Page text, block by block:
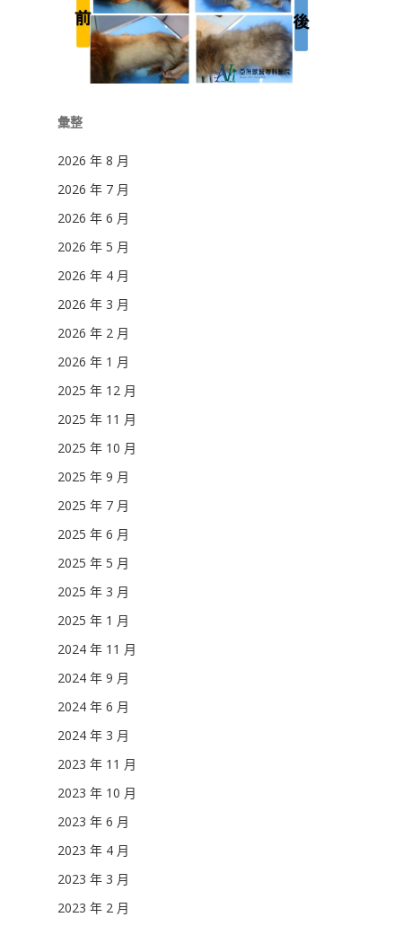
彙整
2026 年 8 月
2026 年 7 月
2026 年 6 月
2026 年 5 月
2026 年 4 月
2026 年 3 月
2026 年 2 月
2026 年 1 月
2025 年 12 月
2025 年 11 月
2025 年 10 月
2025 年 9 月
2025 年 7 月
2025 年 6 月
2025 年 5 月
2025 年 3 月
2025 年 1 月
2024 年 11 月
2024 年 9 月
2024 年 6 月
2024 年 3 月
2023 年 11 月
2023 年 10 月
2023 年 6 月
2023 年 4 月
2023 年 3 月
2023 年 2 月